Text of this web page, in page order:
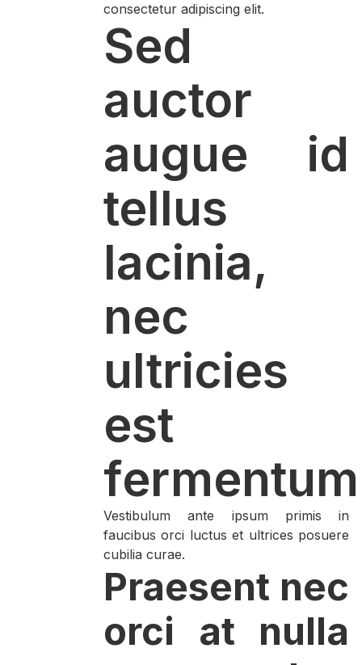
consectetur adipiscing elit.
Sed
auctor
augue id
tellus
lacinia,
nec
ultricies
est
Vestibulum ante ipsum primis in
faucibus orci luctus et ultrices posuere
cubilia curae.
Praesent nec
orci at nulla